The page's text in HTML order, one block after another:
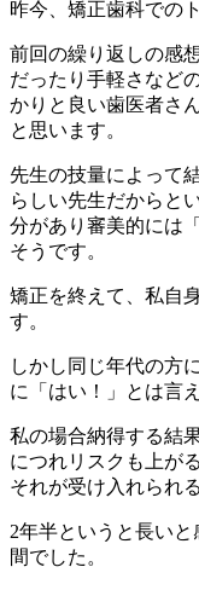
昨今、矯正歯科での
前回の繰り返しの感
だったり手軽さなど
かりと良い歯医者さ
と思います。
先生の技量によって
らしい先生だからと
分があり審美的には
そうです。
矯正を終えて、私自
す。
しかし同じ年代の方
に「はい！」とは言
私の場合納得する結
につれリスクも上が
それが受け入れられ
2年半というと長い
間でした。